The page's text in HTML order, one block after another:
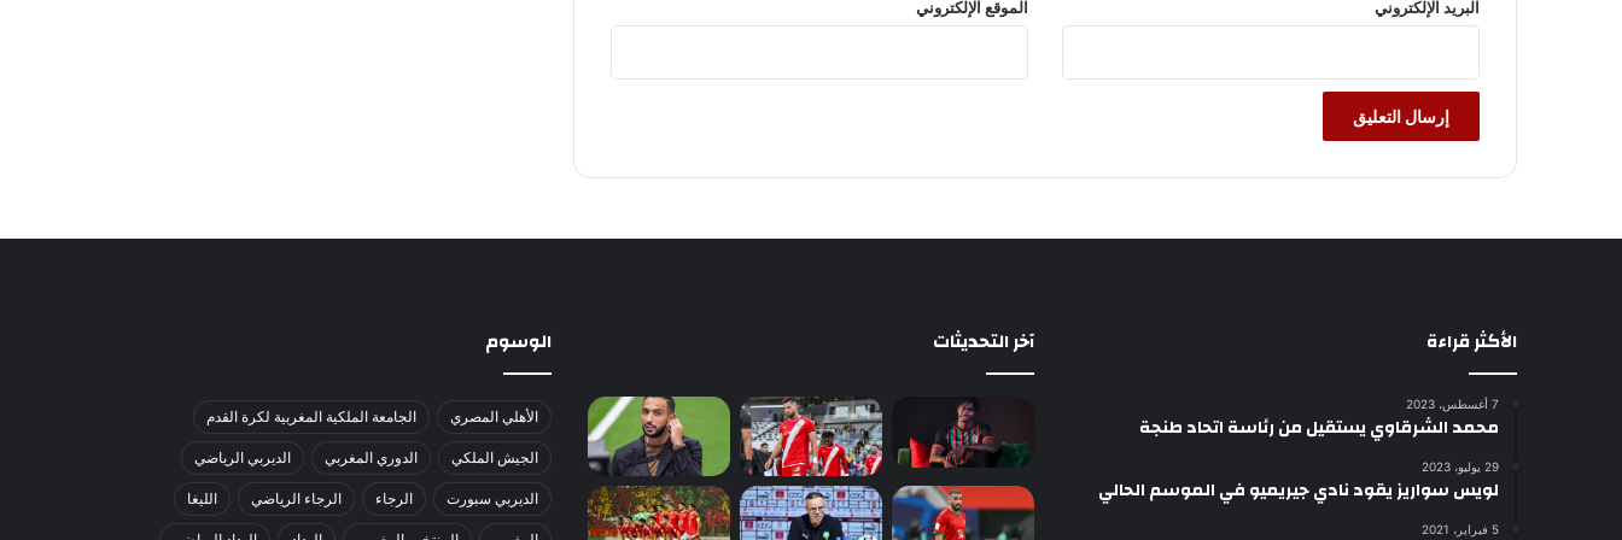
البريد الإلكتروني الموقع الإلكتروني
الأكثر قراءة
7 أغسطس، 2023
محمد الشرقاوي يستقيل من رئاسة اتحاد طنجة
29 يوليو، 2023
لويس سواريز يقود نادي جيريميو في الموسم الحالي
5 فبراير، 2021
آخر التحديثات الوسوم
الأهلي المصري الجامعة الملكية المغربية لكرة القدم
الجيش الملكي الدوري المغربي الديربي الرياضي
الديربي سبورت الرجاء الرجاء الرياضي الليغا